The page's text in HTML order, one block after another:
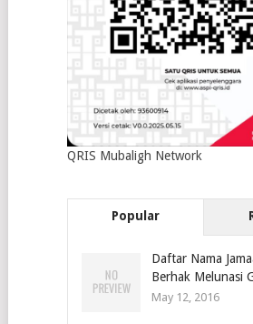
QRIS Mubaligh Network
Popular
Daftar Nama
Berhak Melunasi
May 12, 2016